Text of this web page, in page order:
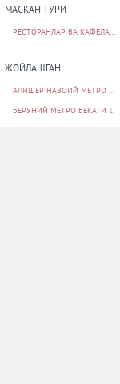
МАСКАН ТУРИ
РЕСТОРАНЛАР ВА КАФЕЛАР
ЖОЙЛАШГАН
АЛИШЕР НАВОИЙ МЕТРО БЕКАТИ
БЕРУНИЙ МЕТРО БЕКАТИ 1